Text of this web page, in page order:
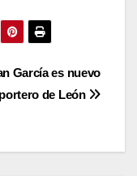
García es nuevo
portero de León